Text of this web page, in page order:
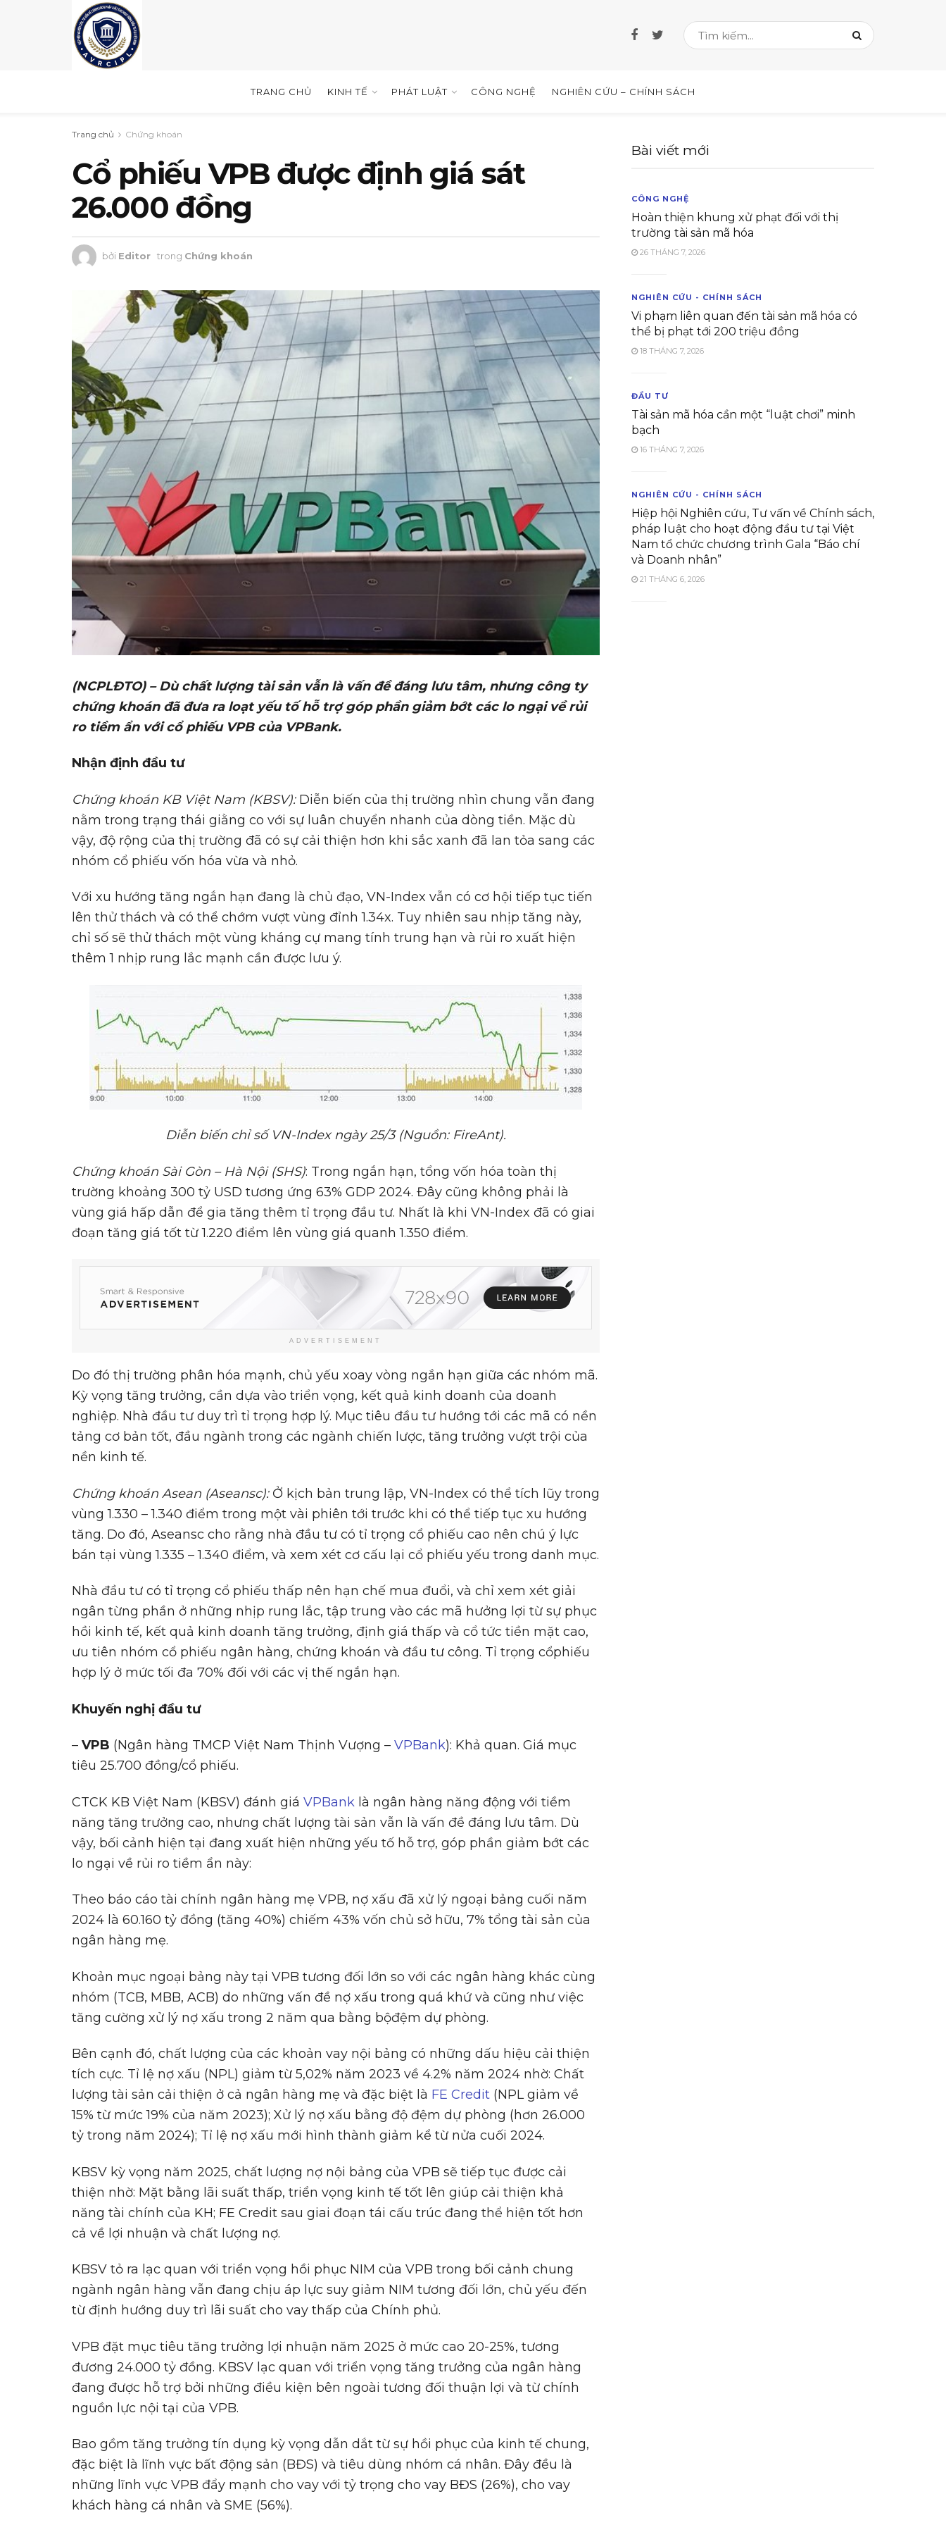
TRANG CHỦ KINH TẾ PHÁT LUẬT CÔNG NGHỆ NGHIÊN CỨU – CHÍNH SÁCH
Trang chủ Chứng khoán
Cổ phiếu VPB được định giá sát
26.000 đồng
bởi Editor trong Chứng khoán
(NCPLĐTO) – Dù chất lượng tài sản vẫn là vấn đề đáng lưu tâm, nhưng công ty
chứng khoán đã đưa ra loạt yếu tố hỗ trợ góp phần giảm bớt các lo ngại về rủi
ro tiềm ẩn với cổ phiếu VPB của VPBank.
Nhận định đầu tư
Chứng khoán KB Việt Nam (KBSV):Diễn biến của thị trường nhìn chung vẫn đang
nằm trong trạng thái giằng co với sự luân chuyển nhanh của dòng tiền. Mặc dù
vậy, độ rộng của thị trường đã có sự cải thiện hơn khi sắc xanh đã lan tỏa sang các
nhóm cổ phiếu vốn hóa vừa và nhỏ.
Với xu hướng tăng ngắn hạn đang là chủ đạo, VN-Index vẫn có cơ hội tiếp tục tiến
lên thử thách và có thể chớm vượt vùng đỉnh 1.34x. Tuy nhiên sau nhịp tăng này,
chỉ số sẽ thử thách một vùng kháng cự mang tính trung hạn và rủi ro xuất hiện
thêm 1 nhịp rung lắc mạnh cần được lưu ý.
Diễn biến chỉsốVN-Index ngày 25/3 (Nguồn: FireAnt).
Chứng khoán Sài Gòn – Hà Nội (SHS): Trong ngắn hạn, tổng vốn hóa toàn thị
trường khoảng 300 tỷ USD tương ứng 63% GDP 2024. Đây cũng không phải là
vùng giá hấp dẫn để gia tăng thêm tỉ trọng đầu tư. Nhất là khi VN-Index đã có giai
đoạn tăng giá tốt từ 1.220 điểm lên vùng giá quanh 1.350 điểm.
ADVERTISEMENT
Do đó thị trường phân hóa mạnh, chủ yếu xoay vòng ngắn hạn giữa các nhóm mã.
Kỳ vọng tăng trưởng, cần dựa vào triển vọng, kết quả kinh doanh của doanh
nghiệp. Nhà đầu tư duy trì tỉ trọng hợp lý. Mục tiêu đầu tư hướng tới các mã có nền
tảng cơ bản tốt, đầu ngành trong các ngành chiến lược, tăng trưởng vượt trội của
nền kinh tế.
Chứng khoán Asean (Aseansc):Ở kịch bản trung lập, VN-Index có thể tích lũy trong
vùng 1.330 – 1.340 điểm trong một vài phiên tới trước khi có thể tiếp tục xu hướng
tăng. Do đó, Aseansc cho rằng nhà đầu tư có tỉ trọng cổ phiếu cao nên chú ý lực
bán tại vùng 1.335 – 1.340 điểm, và xem xét cơ cấu lại cổ phiếu yếu trong danh mục.
Nhà đầu tư có tỉ trọng cổ phiếu thấp nên hạn chế mua đuổi, và chỉ xem xét giải
ngân từng phần ở những nhịp rung lắc, tập trung vào các mã hưởng lợi từ sự phục
hồi kinh tế, kết quả kinh doanh tăng trưởng, định giá thấp và cổ tức tiền mặt cao,
ưu tiên nhóm cổ phiếu ngân hàng, chứng khoán và đầu tư công. Tỉ trọng cổphiếu
hợp lý ở mức tối đa 70% đối với các vị thế ngắn hạn.
Khuyến nghị đầu tư
– VPB (Ngân hàng TMCP Việt Nam Thịnh Vượng – VPBank): Khả quan. Giá mục
tiêu 25.700 đồng/cổ phiếu.
CTCK KB Việt Nam (KBSV) đánh giá VPBank là ngân hàng năng động với tiềm
năng tăng trưởng cao, nhưng chất lượng tài sản vẫn là vấn đề đáng lưu tâm. Dù
vậy, bối cảnh hiện tại đang xuất hiện những yếu tố hỗ trợ, góp phần giảm bớt các
lo ngại về rủi ro tiềm ẩn này:
Theo báo cáo tài chính ngân hàng mẹ VPB, nợ xấu đã xử lý ngoại bảng cuối năm
2024 là 60.160 tỷ đồng (tăng 40%) chiếm 43% vốn chủ sở hữu, 7% tổng tài sản của
ngân hàng mẹ.
Khoản mục ngoại bảng này tại VPB tương đối lớn so với các ngân hàng khác cùng
nhóm (TCB, MBB, ACB) do những vấn đề nợ xấu trong quá khứ và cũng như việc
tăng cường xử lý nợ xấu trong 2 năm qua bằng bộđệm dự phòng.
Bên cạnh đó, chất lượng của các khoản vay nội bảng có những dấu hiệu cải thiện
tích cực. Tỉ lệ nợ xấu (NPL) giảm từ 5,02% năm 2023 về 4.2% năm 2024 nhờ: Chất
lượng tài sản cải thiện ở cả ngân hàng mẹ và đặc biệt là FE Credit (NPL giảm về
15% từ mức 19% của năm 2023); Xử lý nợ xấu bằng độ đệm dự phòng (hơn 26.000
tỷ trong năm 2024); Tỉ lệ nợ xấu mới hình thành giảm kể từ nửa cuối 2024.
KBSV kỳ vọng năm 2025, chất lượng nợ nội bảng của VPB sẽ tiếp tục được cải
thiện nhờ: Mặt bằng lãi suất thấp, triển vọng kinh tế tốt lên giúp cải thiện khả
năng tài chính của KH; FE Credit sau giai đoạn tái cấu trúc đang thể hiện tốt hơn
cả về lợi nhuận và chất lượng nợ.
KBSV tỏ ra lạc quan với triển vọng hồi phục NIM của VPB trong bối cảnh chung
ngành ngân hàng vẫn đang chịu áp lực suy giảm NIM tương đối lớn, chủ yếu đến
từ định hướng duy trì lãi suất cho vay thấp của Chính phủ.
VPB đặt mục tiêu tăng trưởng lợi nhuận năm 2025 ở mức cao 20-25%, tương
đương 24.000 tỷ đồng. KBSV lạc quan với triển vọng tăng trưởng của ngân hàng
đang được hỗ trợ bởi những điều kiện bên ngoài tương đối thuận lợi và từ chính
nguồn lực nội tại của VPB.
Bao gồm tăng trưởng tín dụng kỳ vọng dẫn dắt từ sự hồi phục của kinh tế chung,
đặc biệt là lĩnh vực bất động sản (BĐS) và tiêu dùng nhóm cá nhân. Đây đều là
những lĩnh vực VPB đẩy mạnh cho vay với tỷ trọng cho vay BĐS (26%), cho vay
khách hàng cá nhân và SME (56%).
Bài viết mới
CÔNG NGHỆ
Hoàn thiện khung xử phạt đối với thị
trường tài sản mã hóa
26 THÁNG 7, 2026
NGHIÊN CỨU - CHÍNH SÁCH
Vi phạm liên quan đến tài sản mã hóa có
thể bị phạt tới 200 triệu đồng
18 THÁNG 7, 2026
ĐẦU TƯ
Tài sản mã hóa cần một “luật chơi” minh
bạch
16 THÁNG 7, 2026
NGHIÊN CỨU - CHÍNH SÁCH
Hiệp hội Nghiên cứu, Tư vấn về Chính sách,
pháp luật cho hoạt động đầu tư tại Việt
Nam tổ chức chương trình Gala “Báo chí
và Doanh nhân”
21 THÁNG 6, 2026